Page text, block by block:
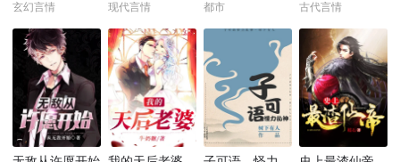
玄幻言情 现代言情 都市 古代言情